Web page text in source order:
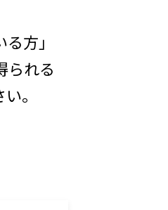
方」
られる
。